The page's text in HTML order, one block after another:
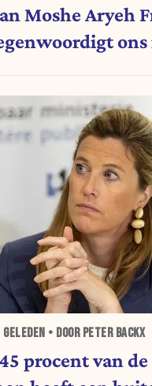
Moshe Aryeh
GELEDEN • DOOR PETER BACKX
procent van de